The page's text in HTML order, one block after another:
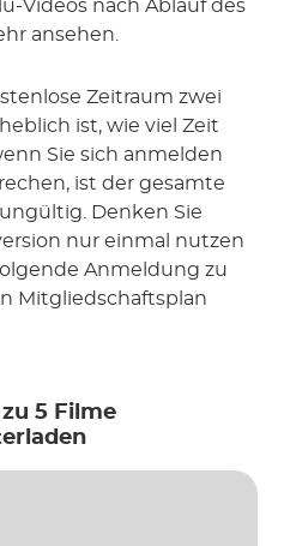
Videos nach Ablauf des
ansehen.
Zeitraum zwei
ist, wie viel Zeit
Sie sich anmelden
ist der gesamte
Denken Sie
nur einmal nutzen
Anmeldung zu
Mitgliedschaftsplan
5 Filme